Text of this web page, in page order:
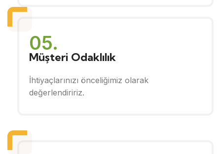
05.
Müşteri Odaklılık
İhtiyaçlarınızı önceliğimiz olarak
değerlendiririz.